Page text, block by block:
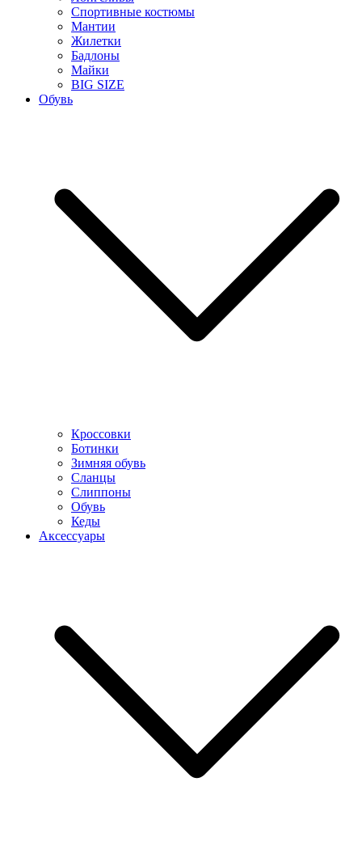
Спортивные костюмы
Мантии
Жилетки
Бадлоны
Майки
BIG SIZE
Обувь
Кроссовки
Ботинки
Зимняя обувь
Сланцы
Слиппоны
Обувь
Кеды
Аксессуары